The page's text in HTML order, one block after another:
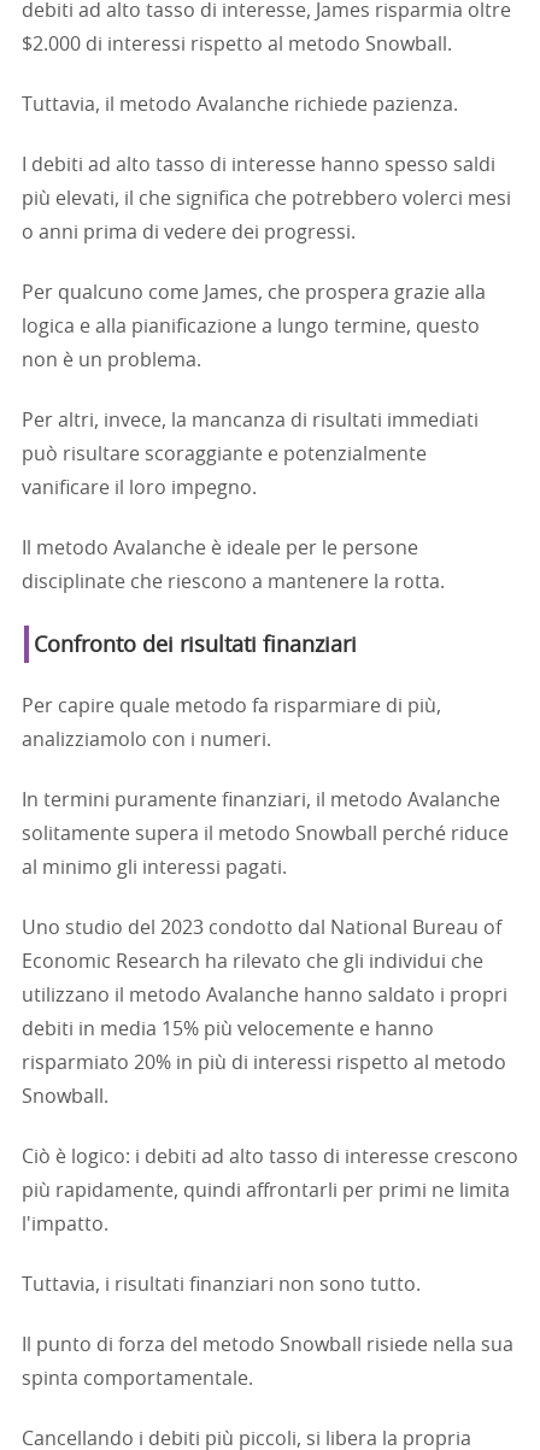
debiti ad alto tasso di interesse, James risparmia oltre
$2.000 di interessi rispetto al metodo Snowball.
Tuttavia, il metodo Avalanche richiede pazienza.
I debiti ad alto tasso di interesse hanno spesso saldi
più elevati, il che significa che potrebbero volerci mesi
o anni prima di vedere dei progressi.
Per qualcuno come James, che prospera grazie alla
logica e alla pianificazione a lungo termine, questo
non è un problema.
Per altri, invece, la mancanza di risultati immediati
può risultare scoraggiante e potenzialmente
vanificare il loro impegno.
Il metodo Avalanche è ideale per le persone
disciplinate che riescono a mantenere la rotta.
Confronto dei risultati finanziari
Per capire quale metodo fa risparmiare di più,
analizziamolo con i numeri.
In termini puramente finanziari, il metodo Avalanche
solitamente supera il metodo Snowball perché riduce
al minimo gli interessi pagati.
Uno studio del 2023 condotto dal National Bureau of
Economic Research ha rilevato che gli individui che
utilizzano il metodo Avalanche hanno saldato i propri
debiti in media 15% più velocemente e hanno
risparmiato 20% in più di interessi rispetto al metodo
Snowball.
Ciò è logico: i debiti ad alto tasso di interesse crescono
più rapidamente, quindi affrontarli per primi ne limita
l'impatto.
Tuttavia, i risultati finanziari non sono tutto.
Il punto di forza del metodo Snowball risiede nella sua
spinta comportamentale.
Cancellando i debiti più piccoli, si libera la propria